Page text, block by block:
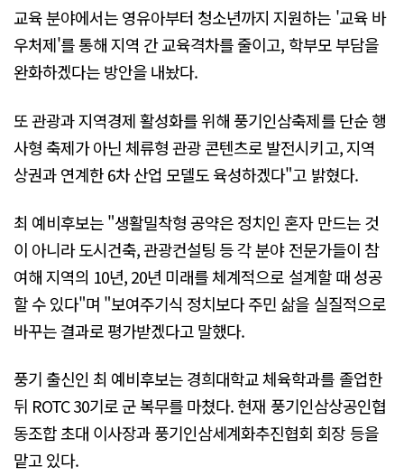
교육 분야에서는 영유아부터 청소년까지 지원하는 '교육 바
우처제'를 통해 지역 간 교육격차를 줄이고, 학부모 부담을
완화하겠다는 방안을 내놨다.
또 관광과 지역경제 활성화를 위해 풍기인삼축제를 단순 행
사형 축제가 아닌 체류형 관광 콘텐츠로 발전시키고, 지역
상권과 연계한 6차 산업 모델도 육성하겠다"고 밝혔다.
최 예비후보는 "생활밀착형 공약은 정치인 혼자 만드는 것
이 아니라 도시건축, 관광컨설팅 등 각 분야 전문가들이 참
여해 지역의 10년, 20년 미래를 체계적으로 설계할 때 성공
할 수 있다"며 "보여주기식 정치보다 주민 삶을 실질적으로
바꾸는 결과로 평가받겠다고 말했다.
풍기 출신인 최 예비후보는 경희대학교 체육학과를 졸업한
뒤 ROTC 30기로 군 복무를 마쳤다. 현재 풍기인삼상공인협
동조합 초대 이사장과 풍기인삼세계화추진협회 회장 등을
맡고 있다.